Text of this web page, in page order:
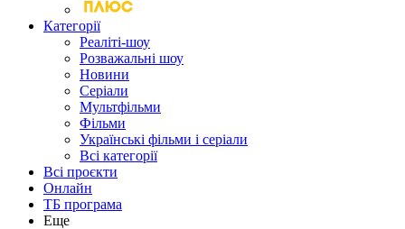
Категорії
Реаліті-шоу
Розважальні шоу
Новини
Серіали
Мультфільми
Фільми
Українські фільми і серіали
Всі категорії
Всі проєкти
Онлайн
ТБ програма
Еще